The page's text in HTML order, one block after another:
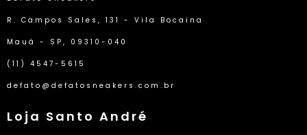
R. Campos Sales, 131 - Vila Bocaina
Mauá - SP, 09310-040
(11) 4547-5615
defato@defatosneakers.com.br
Loja Santo André